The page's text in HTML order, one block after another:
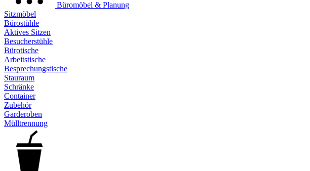
Büromöbel & Planung
Sitzmöbel
Bürostühle
Aktives Sitzen
Besucherstühle
Bürotische
Arbeitstische
Besprechungstische
Stauraum
Schränke
Container
Zubehör
Garderoben
Mülltrennung